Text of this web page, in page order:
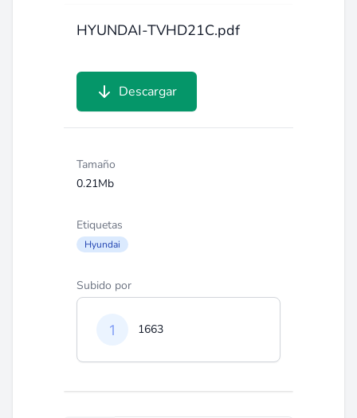
HYUNDAI-TVHD21C.pdf
Descargar
Tamaño
0.21Mb
Etiquetas
Hyundai
Subido por
1663